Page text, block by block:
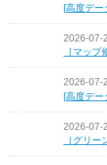
[高度デー
2026-07-
［マッ
2026-07-
[高度デ
2026-07-
［グリ